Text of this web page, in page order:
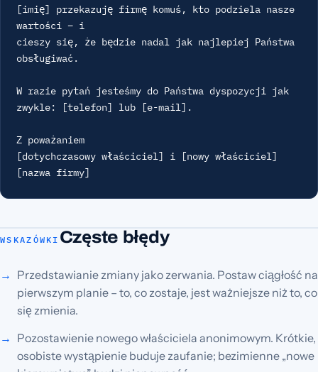
[imię] przekazuję firmę komuś, kto podziela nasze
wartości – i
cieszy się, że będzie nadal jak najlepiej Państwa
obsługiwać.
W razie pytań jesteśmy do Państwa dyspozycji jak
zwykle: [telefon] lub [e-mail].
Z poważaniem
[dotychczasowy właściciel] i [nowy właściciel]
[nazwa firmy]
WSKAZÓWKI Częste błędy
Przedstawianie zmiany jako zerwania. Postaw ciągłość na
pierwszym planie – to, co zostaje, jest ważniejsze niż to, co
się zmienia.
Pozostawienie nowego właściciela anonimowym. Krótkie,
osobiste wystąpienie buduje zaufanie; bezimienne „nowe